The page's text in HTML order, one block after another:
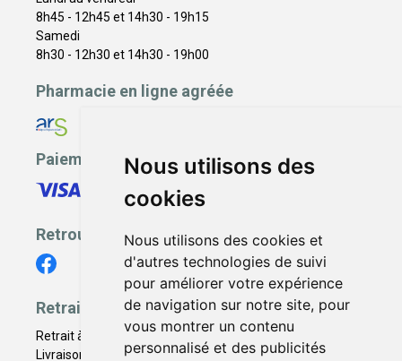
Nous utilisons des
cookies
Nous utilisons des cookies et
d'autres technologies de suivi
pour améliorer votre expérience
de navigation sur notre site, pour
vous montrer un contenu
personnalisé et des publicités
8h45 - 12h45 et 14h30 - 19h15
Samedi
8h30 - 12h30 et 14h30 - 19h00
Pharmacie en ligne agréée
Paiement sécurisé
Retrouvez-nous
Retrait - Livraison
Retrait à la pharmacie - Click & Collect
Livraison en Point Relais